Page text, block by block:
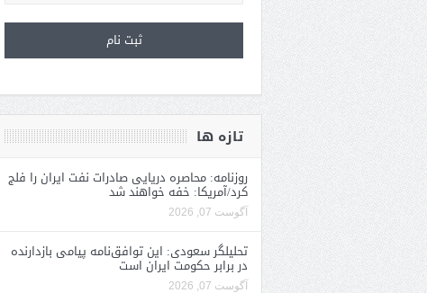
تازه ها
روزنامه: محاصره دریایی صادرات نفت ایران را فلج
کرد/آمریکا: خفه خواهند شد
آگوست 07, 2026
تحلیلگر سعودی: این توافق‌نامه پیامی بازدارنده
در برابر حکومت ایران است
آگوست 07, 2026